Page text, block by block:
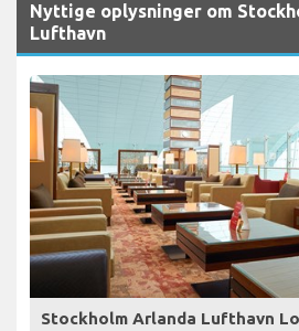
Nyttige oplysninger om
Lufthavn
Stockholm Arlanda Lufthavn